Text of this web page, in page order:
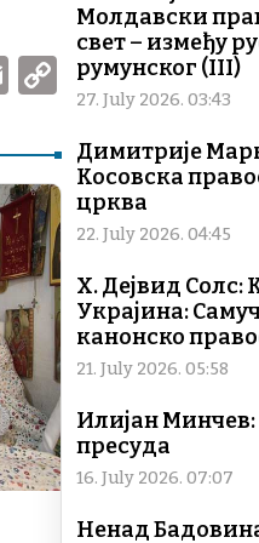
E
m
ai
l
C
o
p
y
Li
n
k
Молдавски
свет – између
румунског (III)
27. July 2026. 03:43
Димитрије
Косовска
црква
22. July 2026. 04:45
Х. Дејвид Солс:
Украјина:
канонско
21. July 2026. 05:58
Илијан
пресуда
16. July 2026. 07:07
Ненад